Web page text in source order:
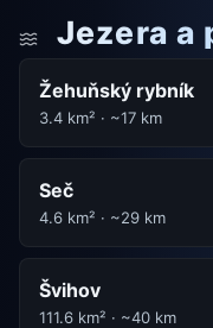
Jezera a
Žehuňský rybník
3.4 km² · ~17 km
Seč
4.6 km² · ~29 km
Švihov
111.6 km² · ~40 km